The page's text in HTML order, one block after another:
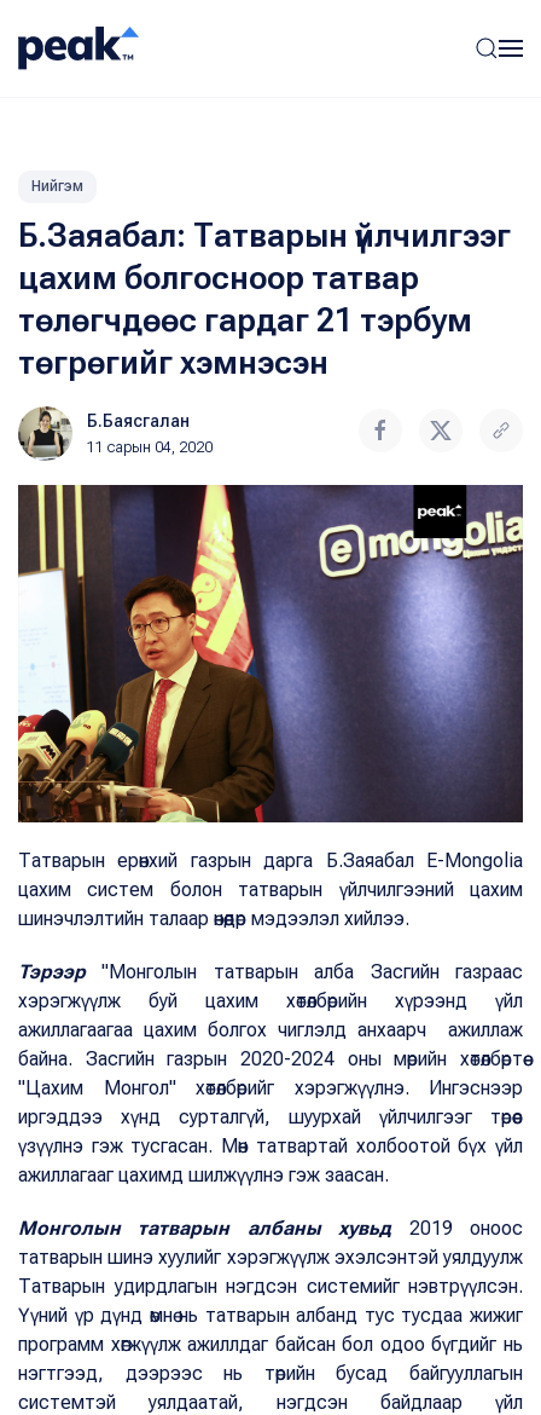
Нийгэм
Б.Заяабал: Татварын үйлчилгээг
цахим болгосноор татвар
төлөгчдөөс гардаг 21 тэрбум
төгрөгийг хэмнэсэн
Б.Баясгалан
11 сарын 04, 2020
Татварын ерөнхий газрын дарга Б.Заяабал E-Mongolia
цахим систем болон татварын үйлчилгээний цахим
шинэчлэлтийн талаар өнөөдөр мэдээлэл хийлээ.
Тэрээр"Монголын татварын алба Засгийн газраас
хэрэгжүүлж буй цахим хөтөлбөрийн хүрээнд үйл
ажиллагаагаа цахим болгох чиглэлд анхаарч ажиллаж
байна. Засгийн газрын 2020-2024 оны мөрийн хөтөлбөртөө
"Цахим Монгол" хөтөлбөрийг хэрэгжүүлнэ. Ингэснээр
иргэддээ хүнд сурталгүй, шуурхай үйлчилгээг төрөөс
үзүүлнэ гэж тусгасан. Мөн татвартай холбоотой бүх үйл
ажиллагааг цахимд шилжүүлнэ гэж заасан.
Монголын татварын албаны хувьд2019 оноос
татварын шинэ хуулийг хэрэгжүүлж эхэлсэнтэй уялдуулж
Татварын удирдлагын нэгдсэн системийг нэвтрүүлсэн.
Үүний үр дүнд өмнө нь татварын албанд тус тусдаа жижиг
программ хөгжүүлж ажиллдаг байсан бол одоо бүгдийг нь
нэгтгээд, дээрээс нь төрийн бусад байгууллагын
системтэй уялдаатай, нэгдсэн байдлаар үйл